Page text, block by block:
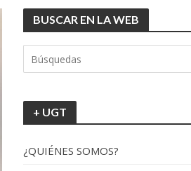
BUSCAR EN LA WEB
+ UGT
¿QUIÉNES SOMOS?